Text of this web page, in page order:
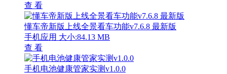
查 看
懂车帝新版上线全景看车功能v7.6.8 最新版
手机应用 大小:84.13 MB
查 看
手机电池健康管家实测v1.0.0